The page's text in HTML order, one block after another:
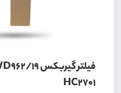
HC2701